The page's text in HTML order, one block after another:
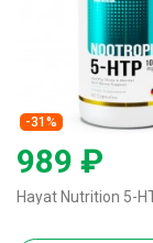
-31%
989 ₽